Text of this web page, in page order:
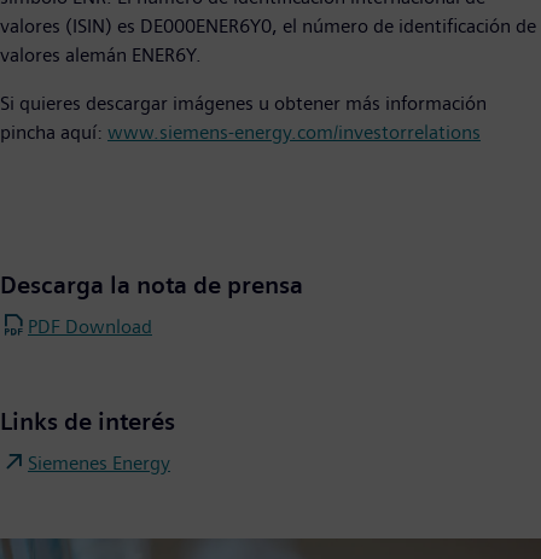
valores (ISIN) es DE000ENER6Y0, el número de identificación de
valores alemán ENER6Y.
Si quieres descargar imágenes u obtener más información
pincha aquí: www.siemens-energy.com/investorrelations
Descarga la nota de prensa
PDF Download
Links de interés
Siemenes Energy